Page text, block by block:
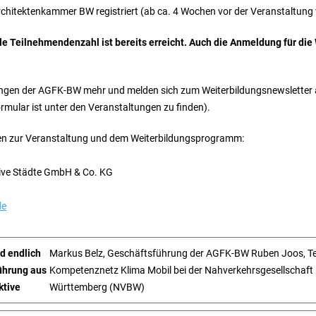
BW registriert (ab ca. 4 Wochen vor der
Teilnehmendenzahl ist bereits erreicht. Auch die Anmeldung für
der AGFK-BW mehr und melden sich zum Weiterbildungsnewsletter
ist unter den Veranstaltungen zu finden).
zur Veranstaltung und dem Weiterbildungsprogramm:
Städte GmbH & Co. KG
endlich
aus
Markus Belz, Geschäftsführung der AGFK-BW Ruben Joos,
Kompetenznetz Klima Mobil bei der Nahverkehrsgesellschaft
Württemberg (NVBW)